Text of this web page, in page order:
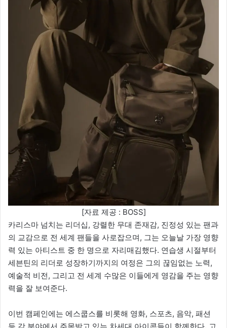
[자료 제공 : BOSS]
카리스마 넘치는 리더십, 강렬한 무대 존재감, 진정성 있는 팬과
의 교감으로 전 세계 팬들을 사로잡으며, 그는 오늘날 가장 영향
력 있는 아티스트 중 한 명으로 자리매김했다. 연습생 시절부터
세븐틴의 리더로 성장하기까지의 여정은 그의 끊임없는 노력,
예술적 비전, 그리고 전 세계 수많은 이들에게 영감을 주는 영향
력을 잘 보여준다.
이번 캠페인에는 에스쿱스를 비롯해 영화, 스포츠, 음악, 패션